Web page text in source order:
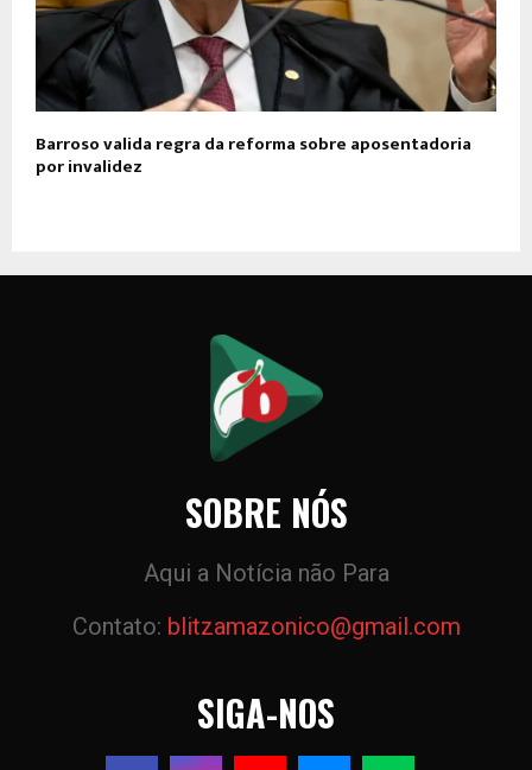
Barroso valida regra da reforma sobre aposentadoria
por invalidez
SOBRE NÓS
Aqui a Notícia não Para
Contato: blitzamazonico@gmail.com
SIGA-NOS